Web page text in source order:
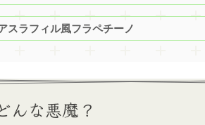
スラフィル風フラペチーノ
んな悪魔？